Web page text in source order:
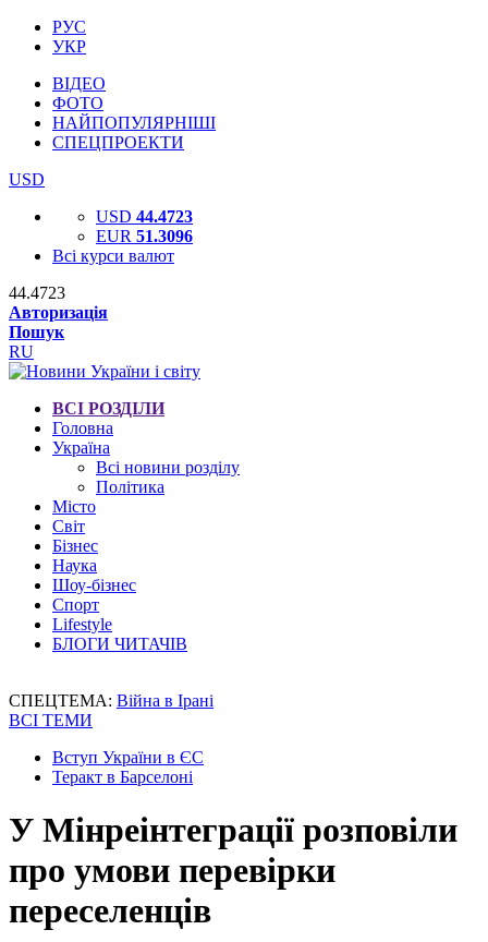
РУС
УКР
ВІДЕО
ФОТО
НАЙПОПУЛЯРНІШІ
СПЕЦПРОЕКТИ
USD
USD 44.4723
EUR 51.3096
Всі курси валют
44.4723
Авторизація
Пошук
RU
ВСІ РОЗДІЛИ
Головна
Україна
Всі новини розділу
Політика
Місто
Світ
Бізнес
Наука
Шоу-бізнес
Спорт
Lifestyle
БЛОГИ ЧИТАЧІВ
СПЕЦТЕМА: Війна в Ірані
ВСІ ТЕМИ
Вступ України в ЄС
Теракт в Барселоні
У Мінреінтеграції розповіли
про умови перевірки
переселенців